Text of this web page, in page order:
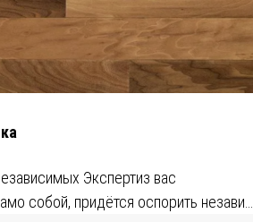
Экспертиз вас
собой, придётся оспорить незави…